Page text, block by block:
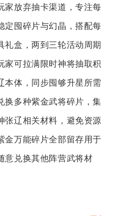
家放弃抽卡渠道，专注每
定囤碎片与幻晶，搭配每
礼盒，两到三轮活动周期
家可拉满限时神将抽取积
本体，同步囤够升星所需
换多种紫金武将碎片，集
张辽相关材料，避免资源
金万能碎片全部留存用于
意兑换其他阵营武将材